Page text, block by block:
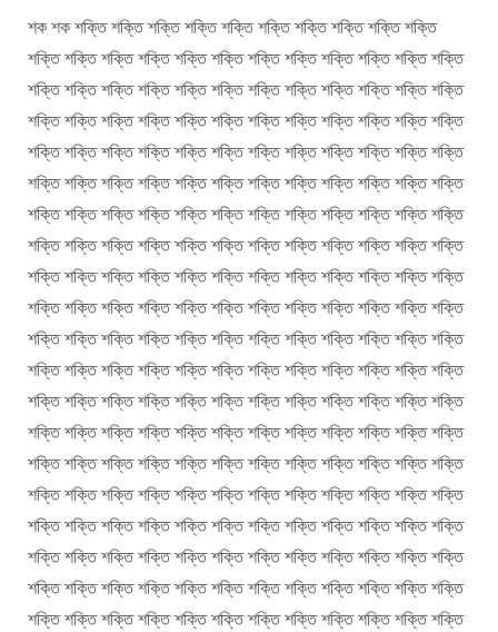
শক শক শক্তি শক্তি শক্তি শক্তি শক্তি শক্তি শক্তি শক্তি শক্তি শক্তি
শক্তি শক্তি শক্তি শক্তি শক্তি শক্তি শক্তি শক্তি শক্তি শক্তি শক্তি শক্তি
শক্তি শক্তি শক্তি শক্তি শক্তি শক্তি শক্তি শক্তি শক্তি শক্তি শক্তি শক্তি
শক্তি শক্তি শক্তি শক্তি শক্তি শক্তি শক্তি শক্তি শক্তি শক্তি শক্তি শক্তি
শক্তি শক্তি শক্তি শক্তি শক্তি শক্তি শক্তি শক্তি শক্তি শক্তি শক্তি শক্তি
শক্তি শক্তি শক্তি শক্তি শক্তি শক্তি শক্তি শক্তি শক্তি শক্তি শক্তি শক্তি
শক্তি শক্তি শক্তি শক্তি শক্তি শক্তি শক্তি শক্তি শক্তি শক্তি শক্তি শক্তি
শক্তি শক্তি শক্তি শক্তি শক্তি শক্তি শক্তি শক্তি শক্তি শক্তি শক্তি শক্তি
শক্তি শক্তি শক্তি শক্তি শক্তি শক্তি শক্তি শক্তি শক্তি শক্তি শক্তি শক্তি
শক্তি শক্তি শক্তি শক্তি শক্তি শক্তি শক্তি শক্তি শক্তি শক্তি শক্তি শক্তি
শক্তি শক্তি শক্তি শক্তি শক্তি শক্তি শক্তি শক্তি শক্তি শক্তি শক্তি শক্তি
শক্তি শক্তি শক্তি শক্তি শক্তি শক্তি শক্তি শক্তি শক্তি শক্তি শক্তি শক্তি
শক্তি শক্তি শক্তি শক্তি শক্তি শক্তি শক্তি শক্তি শক্তি শক্তি শক্তি শক্তি
শক্তি শক্তি শক্তি শক্তি শক্তি শক্তি শক্তি শক্তি শক্তি শক্তি শক্তি শক্তি
শক্তি শক্তি শক্তি শক্তি শক্তি শক্তি শক্তি শক্তি শক্তি শক্তি শক্তি শক্তি
শক্তি শক্তি শক্তি শক্তি শক্তি শক্তি শক্তি শক্তি শক্তি শক্তি শক্তি শক্তি
শক্তি শক্তি শক্তি শক্তি শক্তি শক্তি শক্তি শক্তি শক্তি শক্তি শক্তি শক্তি
শক্তি শক্তি শক্তি শক্তি শক্তি শক্তি শক্তি শক্তি শক্তি শক্তি শক্তি শক্তি
শক্তি শক্তি শক্তি শক্তি শক্তি শক্তি শক্তি শক্তি শক্তি শক্তি শক্তি শক্তি
শক্তি শক্তি শক্তি শক্তি শক্তি শক্তি শক্তি শক্তি শক্তি শক্তি শক্তি শক্তি